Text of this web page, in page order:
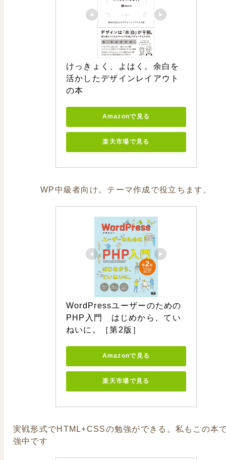
けっきょく、よはく。余白を
活かしたデザインレイアウト
の本
Amazonで見る
楽天市場で見る
WP中級者向け。テーマ作成で役立ちます。
WordPressユーザーのための
PHP入門　はじめから、てい
ねいに。［第2版］
Amazonで見る
楽天市場で見る
実戦形式でHTML+CSSの勉強ができる。私もこの本
強中です